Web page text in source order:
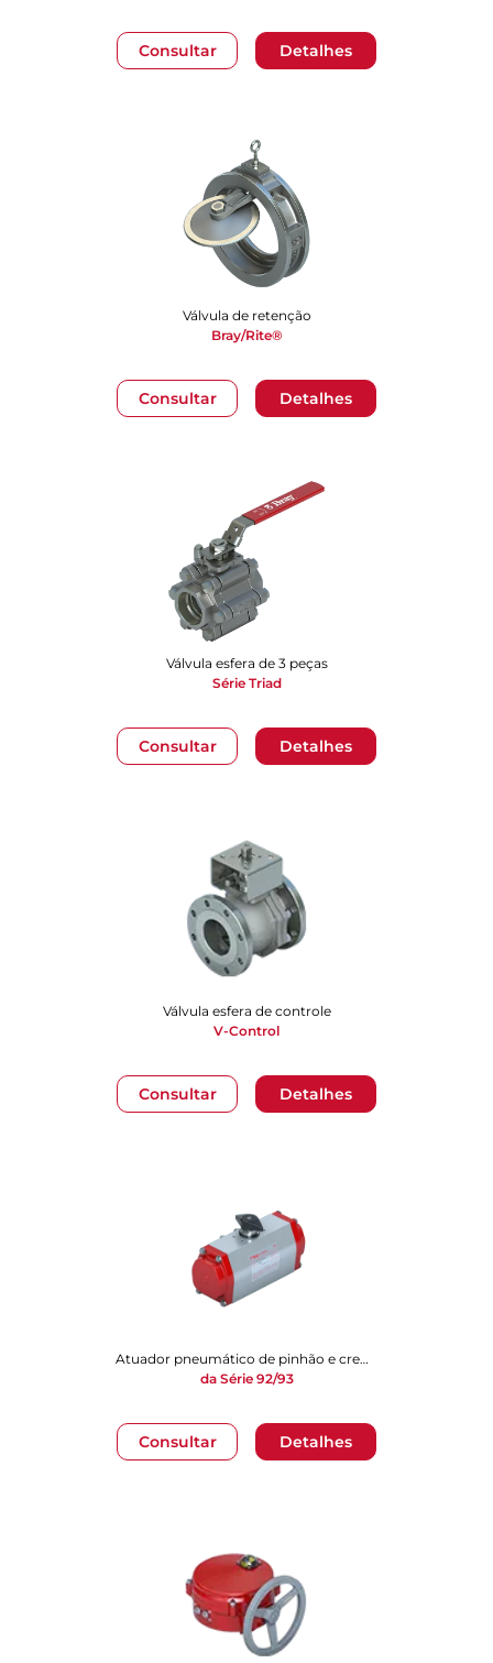
Consultar Detalhes
Consultar Detalhes
Válvula de retenção
Bray/Rite®
Consultar Detalhes
Válvula esfera de 3 peças
Série Triad
Consultar Detalhes
Válvula esfera de controle
V-Control
Consultar Detalhes
Atuador pneumático de pinhão e cremalheira
da Série 92/93